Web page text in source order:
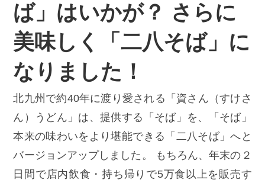
ば」はいかが？ さらに
美味しく「二八そば」に
なりました！
北九州で約40年に渡り愛される「資さん（すけさ
ん）うどん」は、提供する「そば」を、「そば」
本来の味わいをより堪能できる「二八そば」へと
バージョンアップしました。 もちろん、年末の２
日間で店内飲食・持ち帰りで5万食以上を販売す